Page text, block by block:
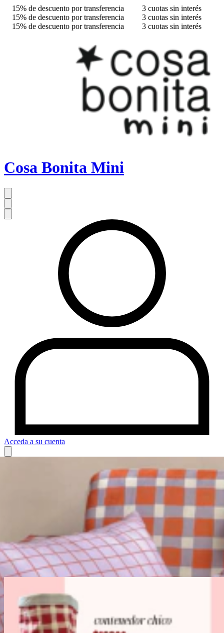
15% de descuento por transferencia
3 cuotas sin interés
15% de descuento por transferencia
3 cuotas sin interés
15% de descuento por transferencia
3 cuotas sin interés
Cosa Bonita Mini
Acceda a su cuenta
NOVEDADES